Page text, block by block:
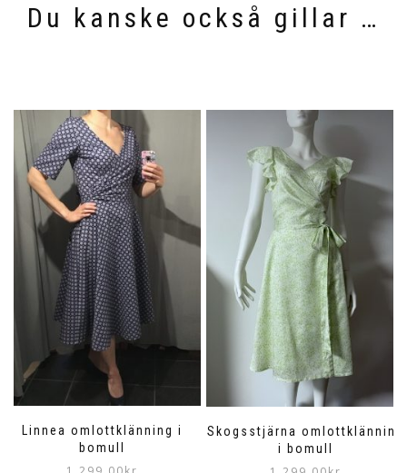
Du kanske också gillar …
Linnea omlottklänning i
bomull
Skogsstjärna omlottklänning
i bomull